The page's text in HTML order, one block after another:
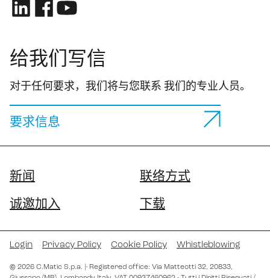
给我们写信
对于任何要求，我们将与您联系 我们的专业人员。
要求信息
新闻 联络方式
诚邀加入 下载
Login Privacy Policy Cookie Policy Whistleblowing
© 2026 C.Matic S.p.a. - Registered office: Via Matteotti 32, 20833,